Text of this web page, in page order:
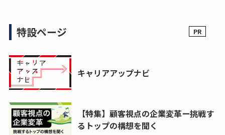
特設ページ
キャリアアップナビ
【特集】顧客視点の企業変革ー挑戦す
るトップの構想を聞く